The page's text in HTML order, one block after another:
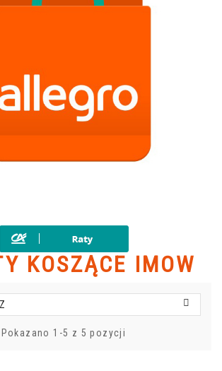
KOSZĄCE IMOW

Pokazano 1-5 z 5 pozycji